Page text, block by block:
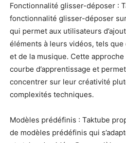
Fonctionnalité glisser-déposer :
fonctionnalité glisser-déposer
qui permet aux utilisateurs
éléments à leurs vidéos, tels
et de la musique. Cette
courbe d’apprentissage et
concentrer sur leur créativité
complexités techniques.
Modèles prédéfinis : Taktube
de modèles prédéfinis qui